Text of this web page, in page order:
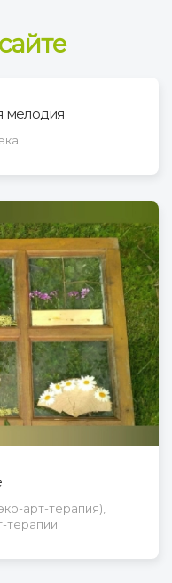
мелодия
арт-терапия),
терапии